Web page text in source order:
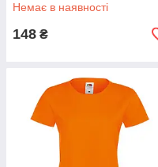
Немає в наявності
148 ₴